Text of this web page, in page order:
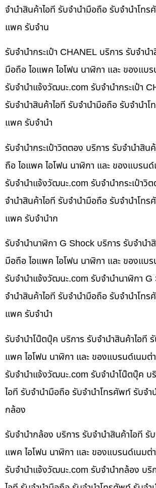
จำนำสินค้าไอที รับจำนำมือถือ รับจำนำโทร
แพค รับจำน
รับจำนำกระเป๋า CHANEL บริการ รับจำน
มือถือ ไอแพค ไอโฟน นาฬิกา และ ของแบ
รับจํานําแจ้งวัฒนะ.com รับจำนำกระเป๋า
รับจำนำสินค้าไอที รับจำนำมือถือ รับจำนำโ
แพค รับจำนำ
รับจำนำกระเป๋าวิตตอง บริการ รับจำนำสิน
ถือ ไอแพค ไอโฟน นาฬิกา และ ของแบรน
รับจํานําแจ้งวัฒนะ.com รับจำนำกระเป๋าวิ
จำนำสินค้าไอที รับจำนำมือถือ รับจำนำโทร
แพค รับจำนำก
รับจำนำนาฬิกา G Shock บริการ รับจำนำ
มือถือ ไอแพค ไอโฟน นาฬิกา และ ของแบ
รับจํานําแจ้งวัฒนะ.com รับจำนำนาฬิกา
จำนำสินค้าไอที รับจำนำมือถือ รับจำนำโทร
แพค รับจำนำ
รับจำนำโน๊ตบุ๊ค บริการ รับจำนำสินค้าไอที
แพค ไอโฟน นาฬิกา และ ของแบรนด์เนมต่
รับจํานําแจ้งวัฒนะ.com รับจำนำโน๊ตบุ๊ค บ
ไอที รับจำนำมือถือ รับจำนำโทรศัพท์ รับจำ
กล้อง
รับจำนำกล้อง บริการ รับจำนำสินค้าไอที รั
แพค ไอโฟน นาฬิกา และ ของแบรนด์เนมต่
รับจํานําแจ้งวัฒนะ.com รับจำนำกล้อง บริ